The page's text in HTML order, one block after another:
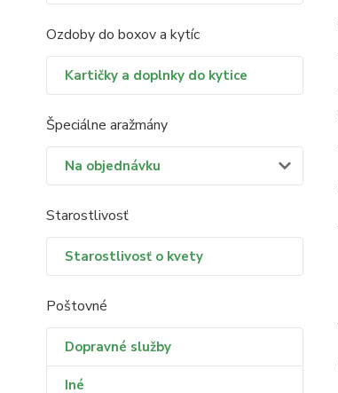
Ozdoby do boxov a kytíc
Kartičky a doplnky do kytice
Špeciálne aražmány
Na objednávku
Starostlivosť
Starostlivosť o kvety
Poštovné
Dopravné služby
Iné